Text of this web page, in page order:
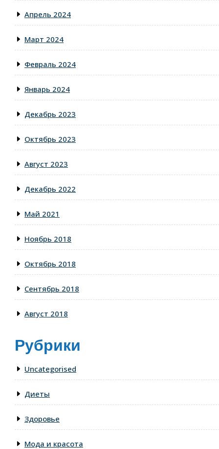
Апрель 2024
Март 2024
Февраль 2024
Январь 2024
Декабрь 2023
Октябрь 2023
Август 2023
Декабрь 2022
Май 2021
Ноябрь 2018
Октябрь 2018
Сентябрь 2018
Август 2018
Рубрики
Uncategorised
Диеты
Здоровье
Мода и красота